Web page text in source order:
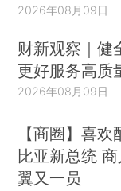
2026年08月09日
财新观察｜健
更好服务高质
2026年08月09日
【商圈】喜
比亚新总统
翼又一员